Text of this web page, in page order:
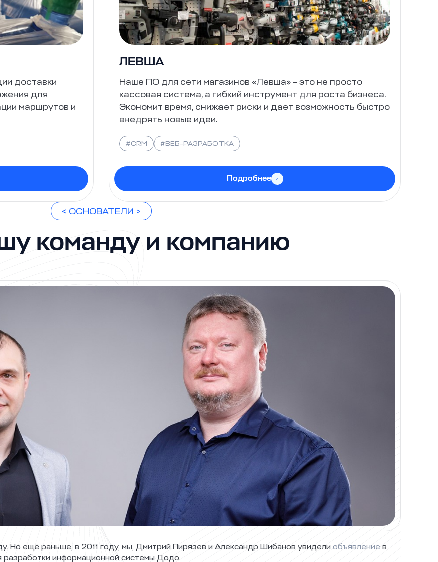
доставки
для
маршрутов и
ЛЕВША
Наше ПО для сети магазинов «Левша» – это не просто
кассовая система, а гибкий инструмент для роста бизнеса.
Экономит время, снижает риски и дает возможность быстро
внедрять новые идеи.
#CRM #ВЕБ-РАЗРАБОТКА
Подробнее
< ОСНОВАТЕЛИ >
команду и компанию
Но ещё раньше, в 2011 году, мы, Дмитрий Пирязев и Александр Шибанов увиделиобъявление в
информационной системы Додо.